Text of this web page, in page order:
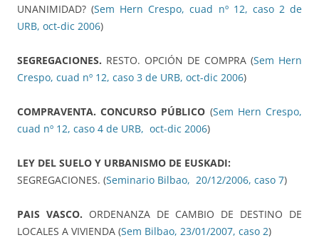
UNANIMIDAD? (Sem Hern Crespo, cuad nº 12, caso 2 de
URB, oct-dic 2006)
SEGREGACIONES. RESTO. OPCIÓN DE COMPRA (Sem Hern
Crespo, cuad nº 12, caso 3 de URB, oct-dic 2006)
COMPRAVENTA. CONCURSO PÚBLICO (Sem Hern Crespo,
cuad nº 12, caso 4 de URB, oct-dic 2006)
LEY DEL SUELO Y URBANISMO DE EUSKADI:
SEGREGACIONES. (Seminario Bilbao, 20/12/2006, caso 7)
PAIS VASCO. ORDENANZA DE CAMBIO DE DESTINO DE
LOCALES A VIVIENDA (Sem Bilbao, 23/01/2007, caso 2)